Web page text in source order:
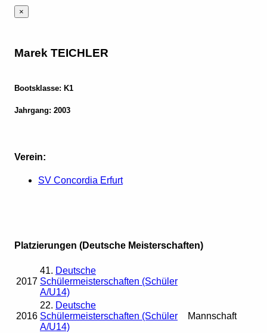
×
Marek TEICHLER
Bootsklasse: K1
Jahrgang: 2003
Verein:
SV Concordia Erfurt
Platzierungen (Deutsche Meisterschaften)
2017
41. Deutsche
Schülermeisterschaften (Schüler
A/U14)
2016
22. Deutsche
Schülermeisterschaften (Schüler
A/U14)
Mannschaft